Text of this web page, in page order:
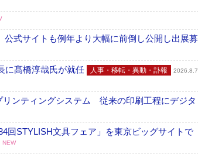
式サイトも例年より大幅に前倒し公開し出展募
に髙橋淳哉氏が就任 人事・移転・異動・訃報
2026.8.7
ンティングシステム 従来の印刷工程にデジタ
STYLISH文具フェア」を東京ビッグサイトで
NEW